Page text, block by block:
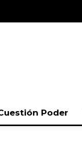
Poder